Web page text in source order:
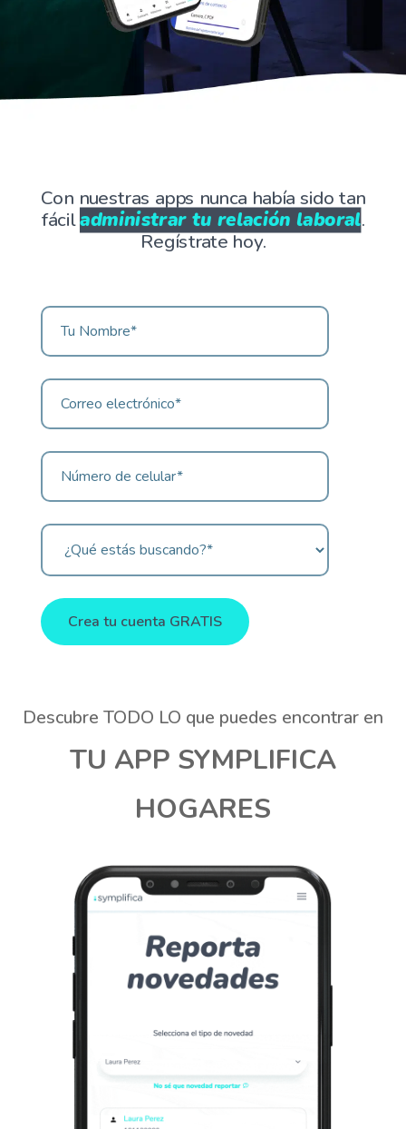
Con nuestras apps nunca había sido tan
fáciladministrar tu relación laboral.
Regístrate hoy.
Crea tu cuenta GRATIS
Descubre TODO LO que puedes encontrar en
TU APP SYMPLIFICA
HOGARES